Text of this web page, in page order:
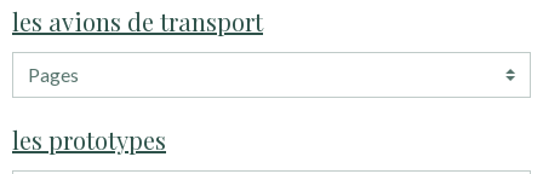
les avions de transport
les prototypes